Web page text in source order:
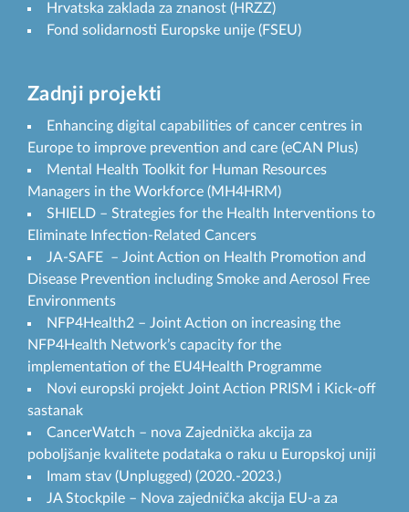
Hrvatska zaklada za znanost (HRZZ)
Fond solidarnosti Europske unije (FSEU)
Zadnji projekti
Enhancing digital capabilities of cancer centres in
Europe to improve prevention and care (eCAN Plus)
Mental Health Toolkit for Human Resources
Managers in the Workforce (MH4HRM)
SHIELD – Strategies for the Health Interventions to
Eliminate Infection-Related Cancers
JA-SAFE – Joint Action on Health Promotion and
Disease Prevention including Smoke and Aerosol Free
Environments
NFP4Health2 – Joint Action on increasing the
NFP4Health Network’s capacity for the
implementation of the EU4Health Programme
Novi europski projekt Joint Action PRISM i Kick-off
sastanak
CancerWatch – nova Zajednička akcija za
poboljšanje kvalitete podataka o raku u Europskoj uniji
Imam stav (Unplugged) (2020.-2023.)
JA Stockpile – Nova zajednička akcija EU-a za